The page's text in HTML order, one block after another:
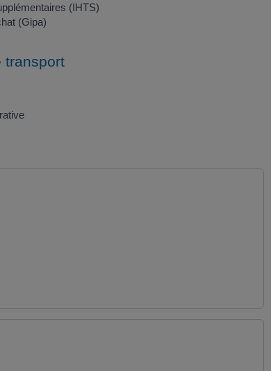
(IHTS)
(Gipa)
transport